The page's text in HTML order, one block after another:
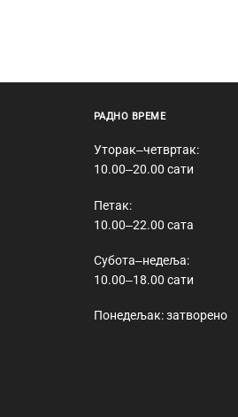
РАДНО ВРЕМЕ
Уторак‒четвртак:
10.00‒20.00 сати
Петак:
10.00‒22.00 сата
Субота‒недеља:
10.00‒18.00 сати
Понедељак: затворено